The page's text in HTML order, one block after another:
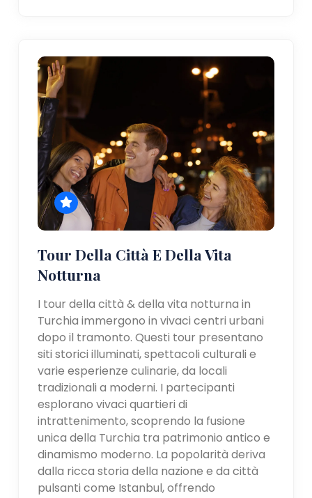
Tour Della Città E Della Vita
Notturna
I tour della città & della vita notturna in
Turchia immergono in vivaci centri urbani
dopo il tramonto. Questi tour presentano
siti storici illuminati, spettacoli culturali e
varie esperienze culinarie, da locali
tradizionali a moderni. I partecipanti
esplorano vivaci quartieri di
intrattenimento, scoprendo la fusione
unica della Turchia tra patrimonio antico e
dinamismo moderno. La popolarità deriva
dalla ricca storia della nazione e da città
pulsanti come Istanbul, offrendo